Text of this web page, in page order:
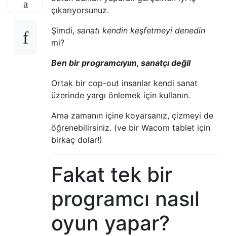
çıkarıyorsunuz.
Şimdi, sanatı kendin keşfetmeyi denedin
mi?
Ben bir programcıyım, sanatçı değil
Ortak bir cop-out insanlar kendi sanat
üzerinde yargı önlemek için kullanın.
Ama zamanın içine koyarsanız, çizmeyi de
öğrenebilirsiniz. (ve bir Wacom tablet için
birkaç dolar!)
Fakat tek bir
programcı nasıl
oyun yapar?